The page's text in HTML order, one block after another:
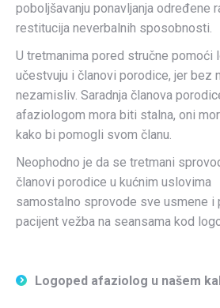
poboljšavanju ponavljanja određene
restitucija neverbalnih sposobnosti.
U tretmanima pored stručne
učestvuju i članovi porodice, jer bez
nezamisliv. Saradnja članova
afaziologom mora biti stalna, oni
kako bi pomogli svom članu.
Neophodno je da se tretmani
članovi porodice u kućnim uslovima
samostalno sprovode sve usmene i
pacijent vežba na seansama kod
Logoped afaziolog u našem